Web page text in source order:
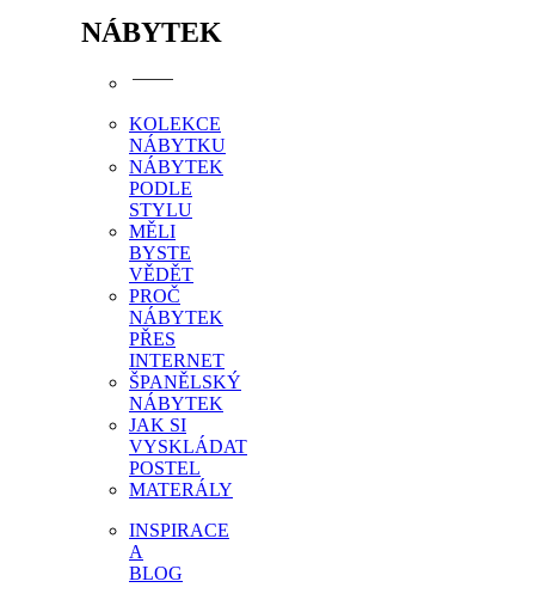
NÁBYTEK
KOLEKCE
NÁBYTKU
NÁBYTEK
PODLE
STYLU
MĚLI
BYSTE
VĚDĚT
PROČ
NÁBYTEK
PŘES
INTERNET
ŠPANĚLSKÝ
NÁBYTEK
JAK SI
VYSKLÁDAT
POSTEL
MATERÁLY
INSPIRACE
A
BLOG